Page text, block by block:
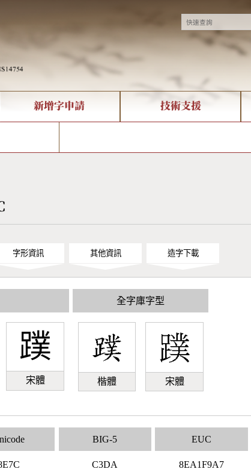
新增字申請 技術支援
字形資訊 其他資訊 造字下載
蹼
宋體
全字庫字型
楷體 宋體
BIG-5
C3DA
EUC
8EA1F9A7